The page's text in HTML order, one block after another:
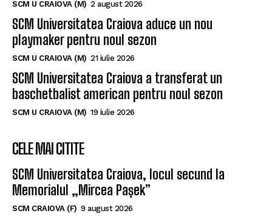
SCM U CRAIOVA (M) 2 august 2026
SCM Universitatea Craiova aduce un nou
playmaker pentru noul sezon
SCM U CRAIOVA (M) 21 iulie 2026
SCM Universitatea Craiova a transferat un
baschetbalist american pentru noul sezon
SCM U CRAIOVA (M) 19 iulie 2026
CELE MAI CITITE
SCM Universitatea Craiova, locul secund la
Memorialul „Mircea Pașek”
SCM CRAIOVA (F) 9 august 2026